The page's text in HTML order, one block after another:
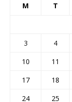
M T
3
4
10
11
17
18
24
25